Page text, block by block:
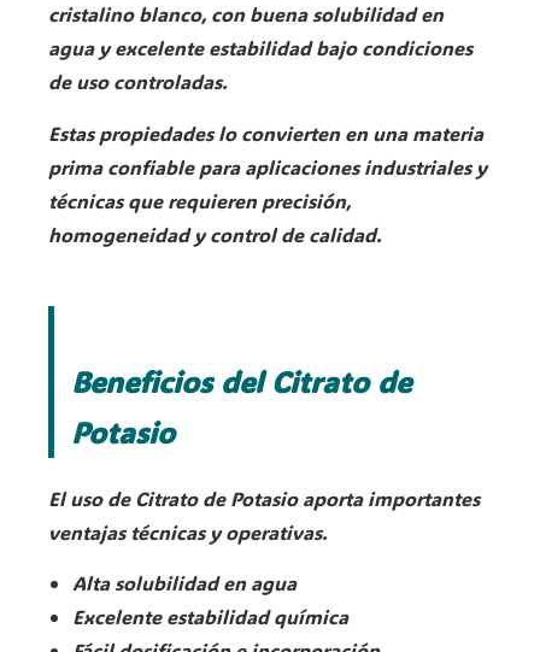
cristalino blanco, con buena solubilidad en
agua y excelente estabilidad bajo condiciones
de uso controladas.
Estas propiedades lo convierten en una materia
prima confiable para aplicaciones industriales y
técnicas que requieren precisión,
homogeneidad y control de calidad.
Beneficios del Citrato de
Potasio
El uso de Citrato de Potasio aporta importantes
ventajas técnicas y operativas.
Alta solubilidad en agua
Excelente estabilidad química